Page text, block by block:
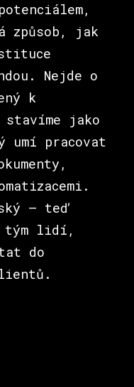
způsob, jak
Nejde o
k
stavíme jako
umí pracovat
– teď
tým lidí,
do